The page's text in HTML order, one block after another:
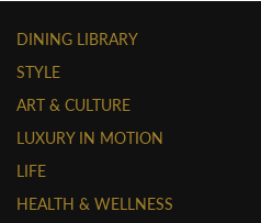
DINING LIBRARY
STYLE
ART & CULTURE
LUXURY IN MOTION
LIFE
HEALTH & WELLNESS